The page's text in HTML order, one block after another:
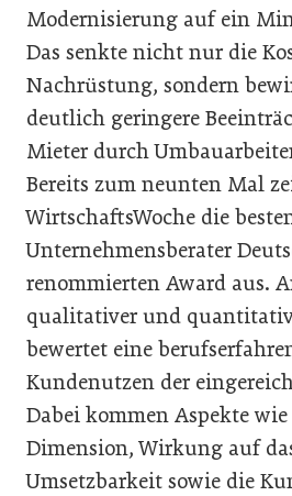
Modernisierung auf ein
Das senkte nicht nur die
Nachrüstung, sondern
deutlich geringere
Mieter durch
Bereits zum neunten Mal
WirtschaftsWoche die
Unternehmensberater
renommierten Award aus.
qualitativer und
bewertet eine
Kundenutzen der
Dabei kommen Aspekte
Dimension, Wirkung auf
Umsetzbarkeit sowie die